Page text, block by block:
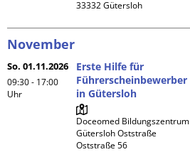
November
So. 01.11.2026
09:30 - 17:00
Uhr
Erste Hilfe für
Führerscheinbewerber
in Gütersloh
Doceomed Bildungszentrum
Gütersloh Oststraße
Oststraße 56